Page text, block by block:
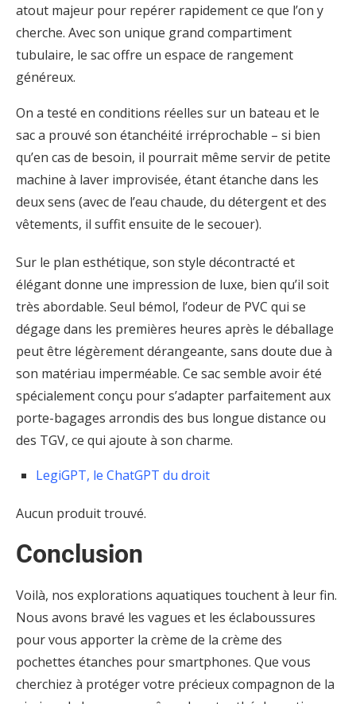
atout majeur pour repérer rapidement ce que l’on y
cherche. Avec son unique grand compartiment
tubulaire, le sac offre un espace de rangement
généreux.
On a testé en conditions réelles sur un bateau et le
sac a prouvé son étanchéité irréprochable – si bien
qu’en cas de besoin, il pourrait même servir de petite
machine à laver improvisée, étant étanche dans les
deux sens (avec de l’eau chaude, du détergent et des
vêtements, il suffit ensuite de le secouer).
Sur le plan esthétique, son style décontracté et
élégant donne une impression de luxe, bien qu’il soit
très abordable. Seul bémol, l’odeur de PVC qui se
dégage dans les premières heures après le déballage
peut être légèrement dérangeante, sans doute due à
son matériau imperméable. Ce sac semble avoir été
spécialement conçu pour s’adapter parfaitement aux
porte-bagages arrondis des bus longue distance ou
des TGV, ce qui ajoute à son charme.
LegiGPT, le ChatGPT du droit
Aucun produit trouvé.
Conclusion
Voilà, nos explorations aquatiques touchent à leur fin.
Nous avons bravé les vagues et les éclaboussures
pour vous apporter la crème de la crème des
pochettes étanches pour smartphones. Que vous
cherchiez à protéger votre précieux compagnon de la